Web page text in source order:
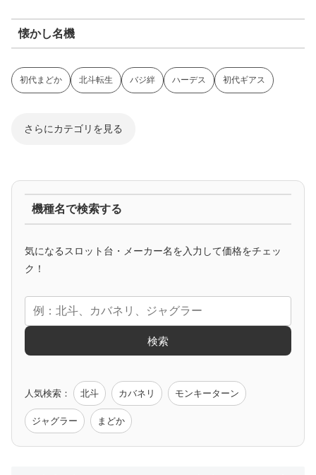
懐かし名機
初代まどか 北斗転生 バジ絆 ハーデス 初代ギアス
さらにカテゴリを見る
アニメタイアップ
エヴァ コードギアス 化物語 炎炎ノ消防隊
モンハン バイオ ペルソナ
機種名で検索する
気になるスロット台・メーカー名を入力して価格をチェッ
ク！
検索
人気検索： 北斗 カバネリ モンキーターン
ジャグラー まどか